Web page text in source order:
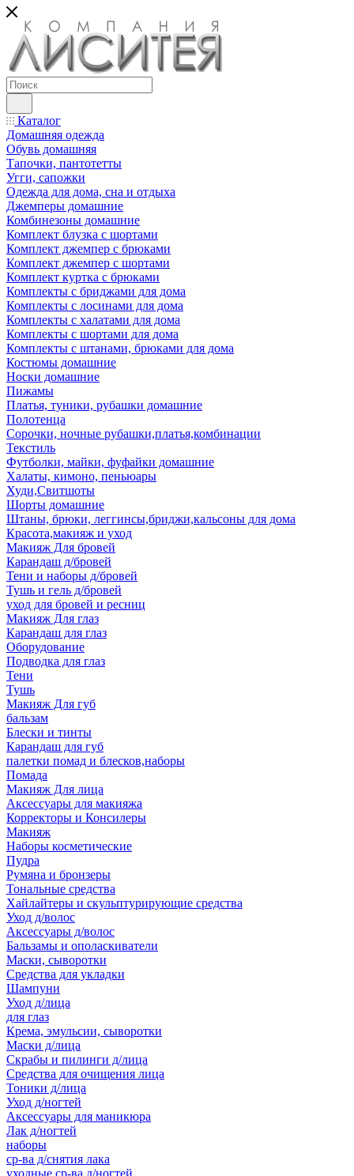
Каталог
Домашняя одежда
Обувь домашняя
Тапочки, пантотетты
Угги, сапожки
Одежда для дома, сна и отдыха
Джемперы домашние
Комбинезоны домашние
Комплект блузка с шортами
Комплект джемпер с брюками
Комплект джемпер с шортами
Комплект куртка с брюками
Комплекты с бриджами для дома
Комплекты с лосинами для дома
Комплекты с халатами для дома
Комплекты с шортами для дома
Комплекты с штанами, брюками для дома
Костюмы домашние
Носки домашние
Пижамы
Платья, туники, рубашки домашние
Полотенца
Сорочки, ночные рубашки,платья,комбинации
Текстиль
Футболки, майки, фуфайки домашние
Халаты, кимоно, пеньюары
Худи,Свитшоты
Шорты домашние
Штаны, брюки, леггинсы,бриджи,кальсоны для дома
Красота,макияж и уход
Макияж Для бровей
Карандаш д/бровей
Тени и наборы д/бровей
Тушь и гель д/бровей
уход для бровей и ресниц
Макияж Для глаз
Карандаш для глаз
Оборудование
Подводка для глаз
Тени
Тушь
Макияж Для губ
бальзам
Блески и тинты
Карандаш для губ
палетки помад и блесков,наборы
Помада
Макияж Для лица
Аксессуары для макияжа
Корректоры и Консилеры
Макияж
Наборы косметические
Пудра
Румяна и бронзеры
Тональные средства
Хайлайтеры и скульптурирующие средства
Уход д/волос
Аксессуары д/волос
Бальзамы и ополаскиватели
Маски, сыворотки
Средства для укладки
Шампуни
Уход д/лица
для глаз
Крема, эмульсии, сыворотки
Маски д/лица
Скрабы и пилинги д/лица
Средства для очищения лица
Тоники д/лица
Уход д/ногтей
Аксессуары для маникюра
Лак д/ногтей
наборы
ср-ва д/снятия лака
уходные ср-ва д/ногтей